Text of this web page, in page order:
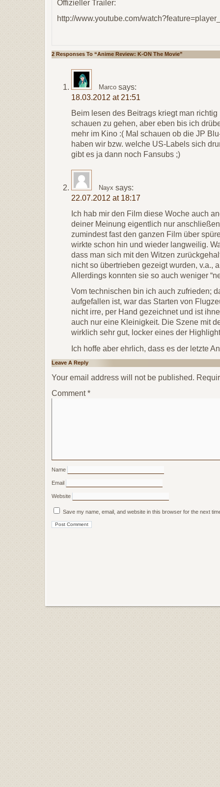
Offizieller Trailer:
http://www.youtube.com/
2 Responses To “Anime Review: K-ON The Movie”
Marco says:
18.03.2012 at 21:51
Beim lesen des Beitrags kriegt man
schauen zu gehen, aber eben bis ich
mehr im Kino :( Mal schauen ob die JP
haben wir bzw. welche US-Labels sich
gibt es ja dann noch Fansubs ;)
Nayx says:
22.07.2012 at 18:17
Ich hab mir den Film diese Woche auch
deiner Meinung eigentlich nur
zumindest fast den ganzen Film über
wirkte schon hin und wieder langweilig.
dass man sich mit den Witzen
nicht so übertrieben gezeigt wurden, v.a.,
Allerdings konnten sie so auch weniger
Vom technischen bin ich auch zufrieden;
aufgefallen ist, war das Starten von
nicht irre, per Hand gezeichnet und ist
auch nur eine Kleinigkeit. Die Szene mit
wirklich sehr gut, locker eines der
Ich hoffe aber ehrlich, dass es der letzte
Leave A Reply
Your email address will not be published.
Comment*
Name
Email
Website
Save my name, email, and website in this browser for the next